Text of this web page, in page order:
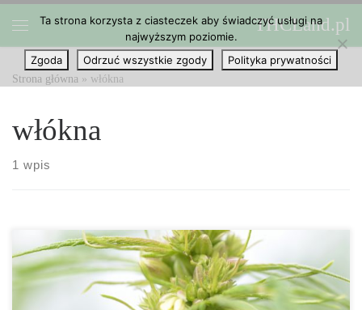
Przejdź do treści THCLand.pl
Strona główna » włókna
włókna
1 wpis
Kraje na całym świecie posiadają różne zasady i przepisy
Ta strona korzysta z ciasteczek aby świadczyć usługi na
najwyższym poziomie.
Zgoda
Odrzuć wszystkie zgody Polityka prywatności